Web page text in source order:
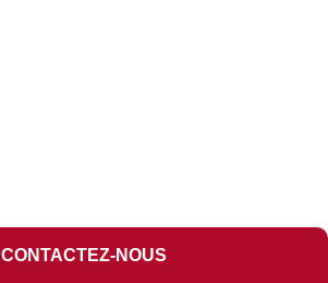
CONTACTEZ-NOUS